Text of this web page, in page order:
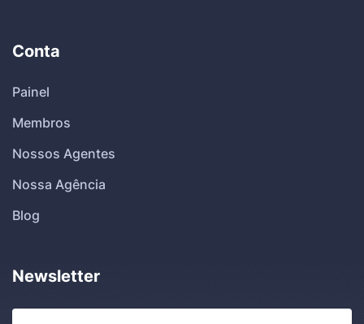
Conta
Painel
Membros
Nossos Agentes
Nossa Agência
Blog
Newsletter